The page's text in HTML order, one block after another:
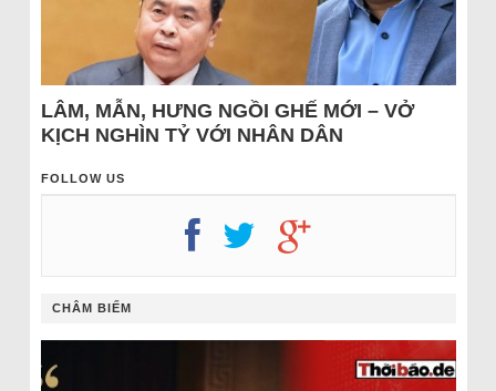
LÂM, MẪN, HƯNG NGỒI GHẾ MỚI – VỞ
KỊCH NGHÌN TỶ VỚI NHÂN DÂN
FOLLOW US
CHÂM BIẾM